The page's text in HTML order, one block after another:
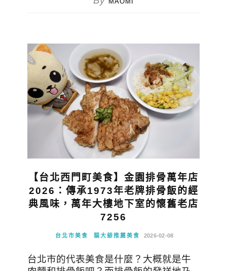
【台北西門町美食】金園排骨萬年店
2026：傳承1973年老牌排骨飯的經
典風味，萬年大樓地下室的懷舊老店
7256
台北市美食 貓大爺推薦美食 2026-02-08
台北市的代表美食是什麼？大概就是牛